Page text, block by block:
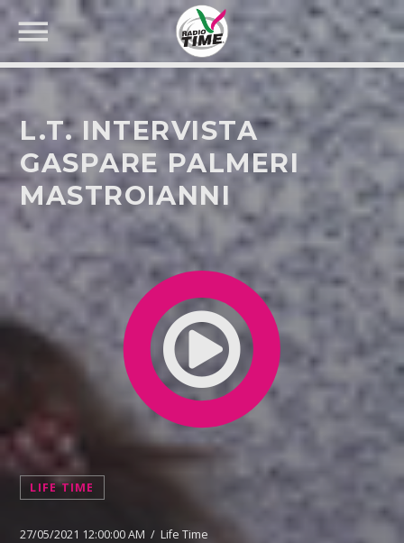
CERCA NEL SITO WEB:
L.T. INTERVISTA
GASPARE PALMERI
MASTROIANNI
LIFE TIME
27/05/2021 12:00:00 AM / Life Time